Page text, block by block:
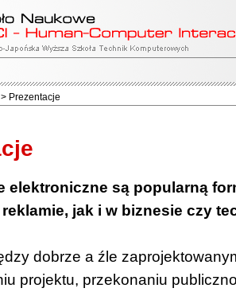
> Prezentacje
elektroniczne są popularną
jak i w biznesie czy
dobrze a źle
projektu, przekonaniu